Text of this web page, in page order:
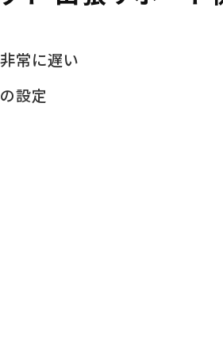
常に遅い
設定